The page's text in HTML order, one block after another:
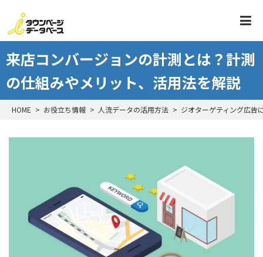
HOME お役立ち情報 人流データの活用方法 ジオターゲティング広告
来店コンバージョンの計測とは？計測
の仕組みやメリット、活用法を解説